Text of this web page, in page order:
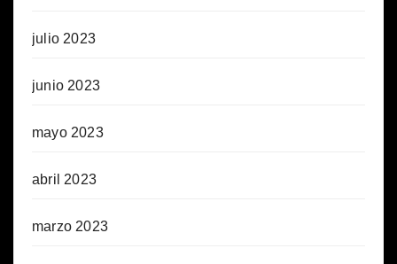
julio 2023
junio 2023
mayo 2023
abril 2023
marzo 2023